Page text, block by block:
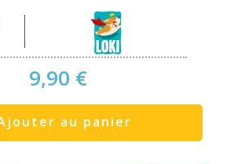
9,90 €
au panier